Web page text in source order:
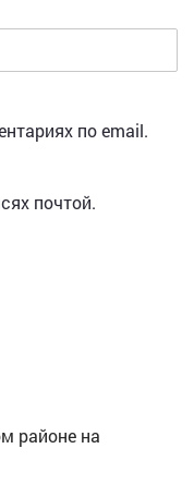
по email.
почтой.
районе на